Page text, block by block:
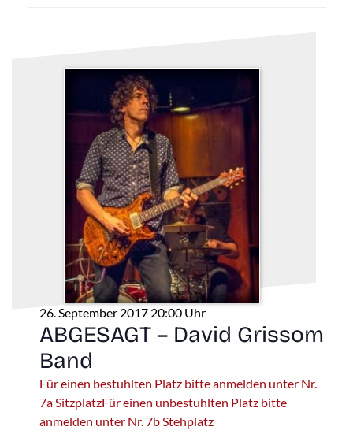
26. September 2017 20:00 Uhr
ABGESAGT – David Grissom
Band
Für einen bestuhlten Platz bitte anmelden unter Nr.
7a SitzplatzFür einen unbestuhlten Platz bitte
anmelden unter Nr. 7b Stehplatz